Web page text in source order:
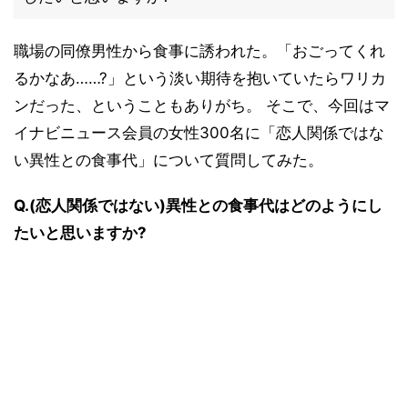
職場の同僚男性から食事に誘われた。「おごってくれ
るかなあ……?」という淡い期待を抱いていたらワリカ
ンだった、ということもありがち。 そこで、今回はマ
イナビニュース会員の女性300名に「恋人関係ではな
い異性との食事代」について質問してみた。
Q.(恋人関係ではない)異性との食事代はどのようにし
たいと思いますか?